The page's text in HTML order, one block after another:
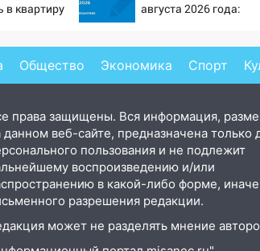
в квартиру
августа 2026 года:
хлопок
Общество Экономика Спорт
права защищены. Вся информация,
данном веб-сайте, предназначена только
пользования и не подлежит
воспроизведению и/или
в какой-либо форме, иначе
разрешения редакции.
может не разделять мнение